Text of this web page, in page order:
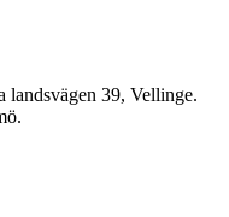
landsvägen 39, Vellinge.